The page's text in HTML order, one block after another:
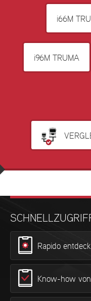
i66M
i96M TRUMA
Rapido
Know-how